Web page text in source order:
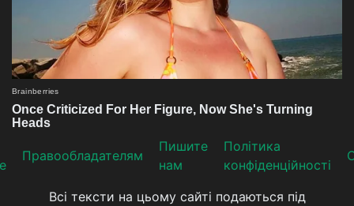
Прaвooблaдателям
Пишите
нам
Політика
конфіденційності
Всі тексти на цьому сайті подаються під